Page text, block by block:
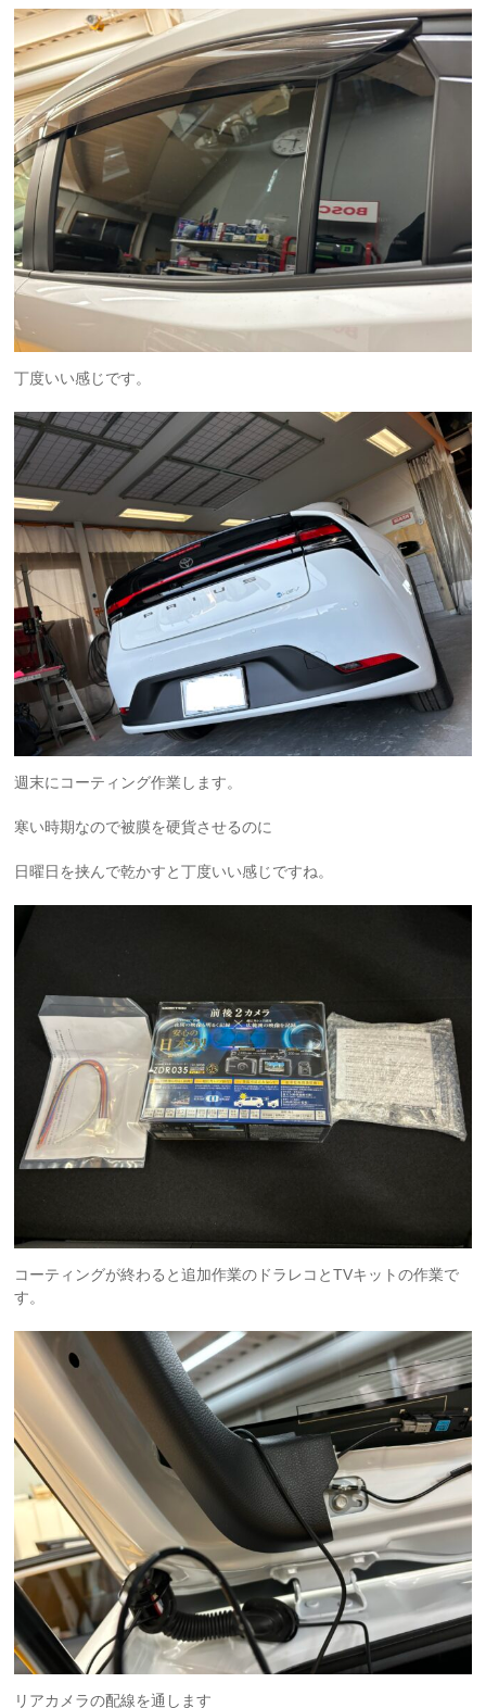
丁度いい感じです。
週末にコーティング作業します。
寒い時期なので被膜を硬貨させるのに
日曜日を挟んで乾かすと丁度いい感じですね。
コーティングが終わると追加作業のドラレコとTVキットの作業で
す。
リアカメラの配線を通します